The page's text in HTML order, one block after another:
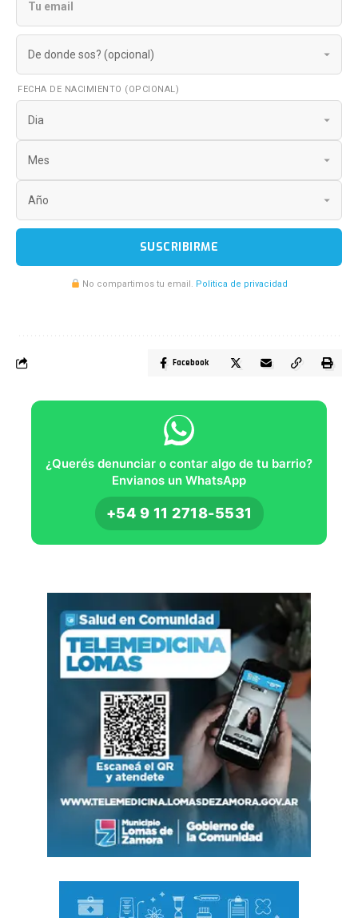
FECHA DE NACIMIENTO (OPCIONAL)
SUSCRIBIRME
No compartimos tu email. Politica de privacidad
Facebook
¿Querés denunciar o contar algo de tu barrio?
Envianos un WhatsApp
+54 9 11 2718-5531